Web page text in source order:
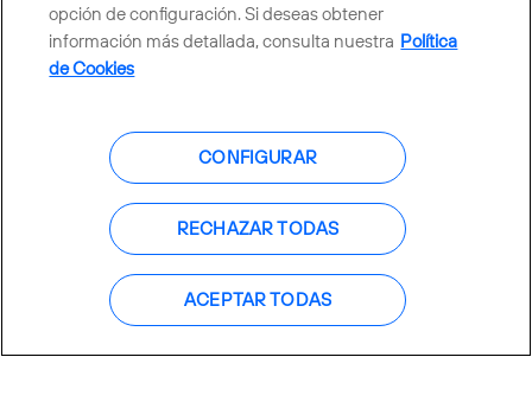
© Telefónica S.A. Configurar cookies
Política de cookies Aviso legal
Accesibilidad Política de privacidad
opción de configuración. Si deseas obtener
información más detallada, consulta nuestra Política
de Cookies
CONFIGURAR
RECHAZAR TODAS
ACEPTAR TODAS